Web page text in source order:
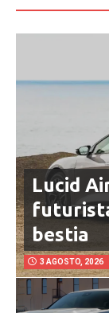
Lucid
bestia
3 AGOSTO, 2026